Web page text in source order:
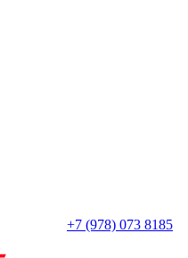
+7 (978) 073 8185